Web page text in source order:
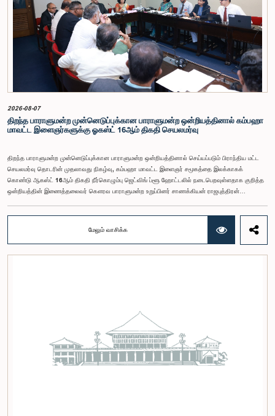
செலுத்தப்பட்டது.மேலும், வெளிநாடுகளில் வாழும் இலங்கையர்களுக்கு வாக்களிக்கும் உரிமையை
வழங்குவது தொடர்பான முன்மொழிவுகளும் பரிசீலிக்கப்பட்டதுடன், அதற்குத் தேவையான சட்ட மற்றும்
நிர்வாக ஏற்பாடுகள் குறித்து மேலும் விரிவான ஆய்வு மேற்கொள்ள வேண்டியதன் அவசியமும்
வலியுறுத்தப்பட்டது.விசேட குழுவினால் நியமிக்கப்பட்டுள்ள நிபுணர் குழு, கிடைத்துள்ள 31
முன்மொழிவுகளையும் முந்தைய பாராளுமன்ற விசேட குழுக்களின் அறிக்கைகளையும் பகுப்பாய்வு
செய்து, நடைமுறைக்கு ஏற்ற பரிந்துரைகளைக் கொண்ட அறிக்கையொன்றைத் தயாரிக்கவுள்ளது.
அதனைத் தொடர்ந்து, அந்தப் பரிந்துரைகளை ஆராய்ந்து அடுத்தகட்ட நடவடிக்கைகளை முன்னெடுக்க
குழு தீர்மானித்தது.இக்கூட்டத்தில், குழு உறுப்பினரான அமைச்சர் கலாநிதி உபாலி பன்னிலகே மற்றும்
பாராளுமன்ற உறுப்பினர்களான ரவி கருணாநாயக்க, ருவந்திலக ஜயக்கொடி மற்றும் கதிரவேலு
சண்முகம் குகதாசன் ஆகியோர் கலந்துகொண்டனர்.
2026-08-07
திறந்த பாராளுமன்ற முன்னெடுப்புக்கான பாராளுமன்ற ஒன்றியத்தினால் கம்பஹா
மாவட்ட இளைஞர்களுக்கு ஓகஸ்ட் 16ஆம் திகதி செயலமர்வு
திறந்த பாராளுமன்ற முன்னெடுப்புக்கான பாராளுமன்ற ஒன்றியத்தினால் செய்யப்படும் பிராந்திய மட்ட
செயலமர்வு தொடரின் முதலாவது நிகழ்வு, கம்பஹா மாவட்ட இளைஞர் சமூகத்தை இலக்காகக்
கொண்டு ஆகஸ்ட் 16ஆம் திகதி நீர்கொழும்பு ஜெட்விங் ப்ளூ ஹோட்டலில் நடைபெறவுள்ளதாக குறித்த
ஒன்றியத்தின் இணைத்தலைவர் கௌரவ பாராளுமன்ற உறுப்பினர் சாணக்கியன் ராஜபுத்திரன்
பங்கேற்புடன் திறந்த பாராளுமன்றக் கருத்திட்டத்தை மேலும் முன்னெடுத்துச் செல்லும் நோக்கில் இந்த
செயலமர்வு தொடர் ஏற்பாடு செய்யப்படுகின்றது. இதில் ஒன்றியத்தின் உறுப்பினர்கள் மற்றும் கம்பஹா
மாவட்டத்தை பிரதிநிதித்துவப்படுத்தும் பாராளுமன்ற உறுப்பினர்களும் பங்கேற்கவிருக்கின்றனர்.இந்த
இச்செயலமர்வு தொடருக்கான அபிவிருத்தி பங்காளராக அனுசரணை வழங்கும் CII (Coalition for
Inclusive Impact) நிறுவனத்தின் பிரதிநிதிகளும் கலந்துகொண்டனர்.இந்த செயலமர்வில் பங்கேற்க
விரும்பும் கம்பஹா மாவட்டத்தைச் சேர்ந்த 18 – 35 வயதுக்குட்பட்ட இளைஞர், யுவதிகள் இங்கே
தரப்பட்டுள்ள https://forms.gle/aVp5UzhLbtPSmVap8 இணைப்பின் ஊடாக உரிய விண்ணப்பப்
படிவத்தை பூர்த்தி செய்து பதிவு செய்யுமாறு கேட்டுக்கொள்ளப்படுகின்றனர்.
மேலும் வாசிக்க